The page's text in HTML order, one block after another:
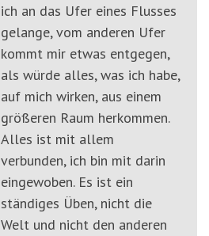
ich an das Ufer eines Flusses
gelange, vom anderen Ufer
kommt mir etwas entgegen,
als würde alles, was ich habe,
auf mich wirken, aus einem
größeren Raum herkommen.
Alles ist mit allem
verbunden, ich bin mit darin
eingewoben. Es ist ein
ständiges Üben, nicht die
Welt und nicht den anderen